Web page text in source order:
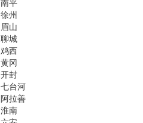
南平
徐州
眉山
聊城
鸡西
黄冈
开封
七台河
阿拉善
淮南